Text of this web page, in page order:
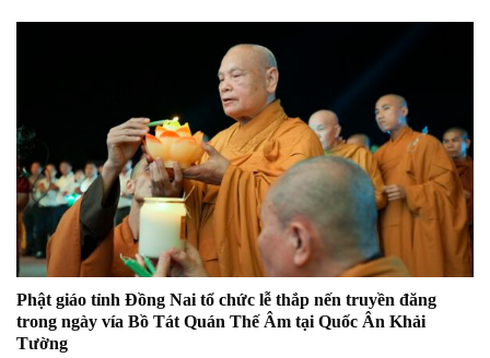
Phật giáo tỉnh Đồng Nai tổ chức lễ thắp nến truyền đăng
trong ngày vía Bồ Tát Quán Thế Âm tại Quốc Ân Khải
Tường